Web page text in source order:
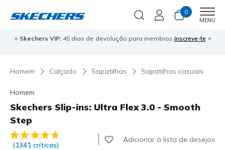
0
MENU
⭐ Skechers VIP:45 dias de devolução para membros Inscreve-te ⭐
Homem Calçado Sapatilhas Sapatilhas casuais
Homem
Skechers Slip-ins: Ultra Flex 3.0 - Smooth
Step
4$5 de 5 – Classificação do cliente
(1341 críticas)
Adicionar à lista de desejos